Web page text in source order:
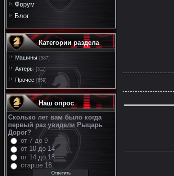
Форум
Блог
Категории раздела
Машины [587]
Актеры [311]
Прочее [659]
Наш опрос
Сколько лет вам было когда
первый раз увидели Рыцарь
Дорог?
от 7 до 9
от 10 до 14
от 14 до 18
старше 18